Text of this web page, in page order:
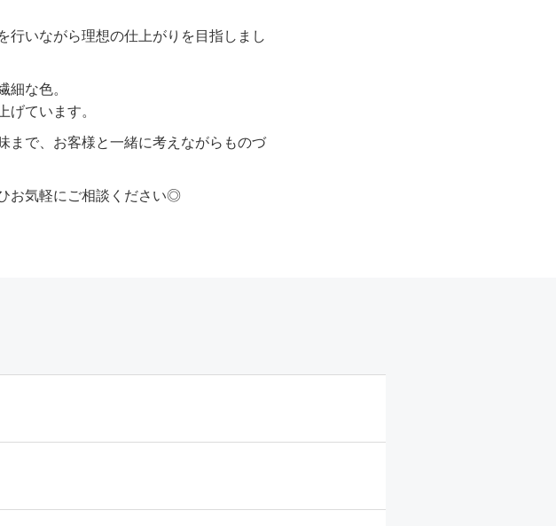
行いながら理想の仕上がりを目指しまし
細な色。
げています。
まで、お客様と一緒に考えながらものづ
お気軽にご相談ください◎